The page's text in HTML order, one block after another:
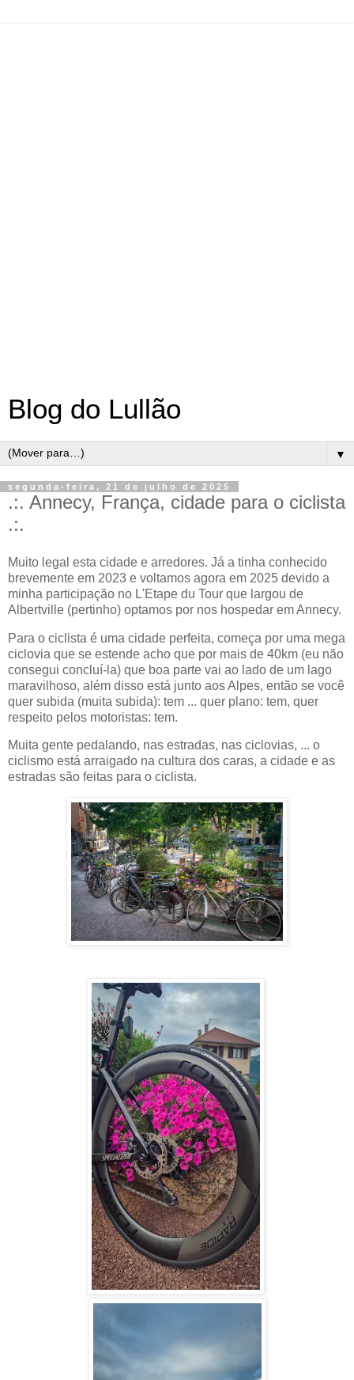
Blog do Lullão
▼
segunda-feira, 21 de julho de 2025
.:. Annecy, França, cidade para o ciclista
.:.
Muito legal esta cidade e arredores. Já a tinha conhecido
brevemente em 2023 e voltamos agora em 2025 devido a
minha participação no L'Etape du Tour que largou de
Albertville (pertinho) optamos por nos hospedar em Annecy.
Para o ciclista é uma cidade perfeita, começa por uma mega
ciclovia que se estende acho que por mais de 40km (eu não
consegui concluí-la) que boa parte vai ao lado de um lago
maravilhoso, além disso está junto aos Alpes, então se você
quer subida (muita subida): tem ... quer plano: tem, quer
respeito pelos motoristas: tem.
Muita gente pedalando, nas estradas, nas ciclovias, ... o
ciclismo está arraigado na cultura dos caras, a cidade e as
estradas são feitas para o ciclista.